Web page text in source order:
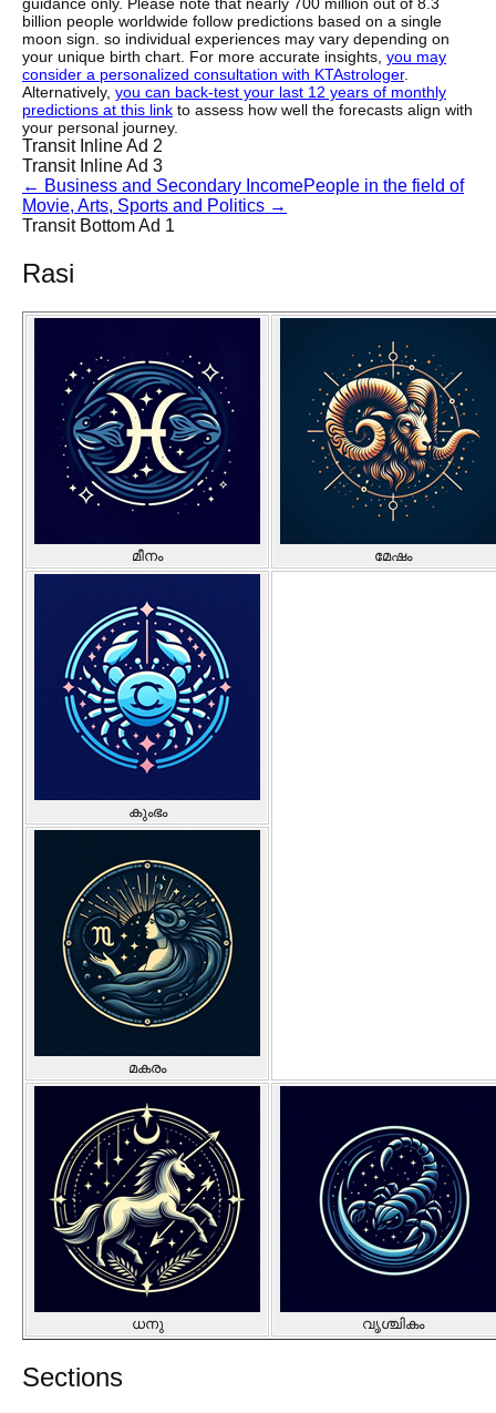
guidance only. Please note that nearly 700 million out of 8.3
billion people worldwide follow predictions based on a single
moon sign. so individual experiences may vary depending on
your unique birth chart. For more accurate insights, you may
consider a personalized consultation with KTAstrologer.
Alternatively, you can back-test your last 12 years of monthly
predictions at this link to assess how well the forecasts align with
your personal journey.
Transit Inline Ad 2
Transit Inline Ad 3
← Business and Secondary IncomePeople in the field of
Movie, Arts, Sports and Politics →
Transit Bottom Ad 1
Rasi
മീനം മേഷം
കുംഭം
മകരം
ധനു വൃശ്ചികം
Sections